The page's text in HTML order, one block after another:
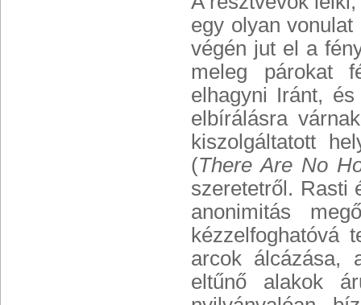
egy olyan
végén jut el a
meleg párokat
elhagyni Iránt,
elbírálásra
kiszolgáltatott
(There Are No
szeretetről. Rasti
anonimitás
kézzelfoghatóvá
arcok álcázása,
eltűnő alakok